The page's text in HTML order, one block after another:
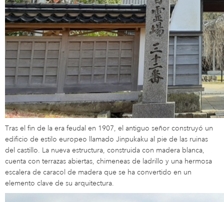
Tras el fin de la era feudal en 1907, el antiguo señor construyó un
edificio de estilo europeo llamado Jinpukaku al pie de las ruinas
del castillo. La nueva estructura, construida con madera blanca,
cuenta con terrazas abiertas, chimeneas de ladrillo y una hermosa
escalera de caracol de madera que se ha convertido en un
elemento clave de su arquitectura.